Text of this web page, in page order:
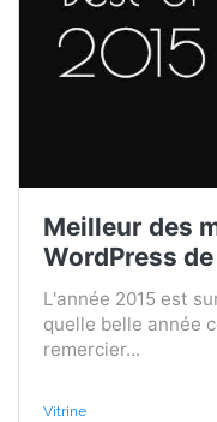
Meilleur des
WordPress
L'année 2015 est
quelle belle année
remercier...
Vitrine